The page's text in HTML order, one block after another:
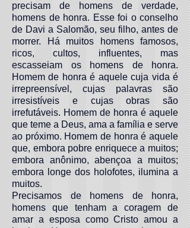
precisam de homens de verdade,
homens de honra. Esse foi o conselho
de Davi a Salomão, seu filho, antes de
morrer. Há muitos homens famosos,
ricos, cultos, influentes, mas
escasseiam os homens de honra.
Homem de honra é aquele cuja vida é
irrepreensível, cujas palavras são
irresistíveis e cujas obras são
irrefutáveis. Homem de honra é aquele
que teme a Deus, ama a família e serve
ao próximo. Homem de honra é aquele
que, embora pobre enriquece a muitos;
embora anônimo, abençoa a muitos;
embora longe dos holofotes, ilumina a
muitos.
Precisamos de homens de honra,
homens que tenham a coragem de
amar a esposa como Cristo amou a